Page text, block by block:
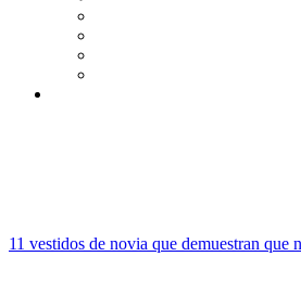
11 vestidos de novia que demuestran que